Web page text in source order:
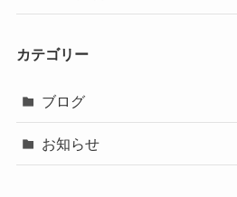
カテゴリー
ブログ
お知らせ